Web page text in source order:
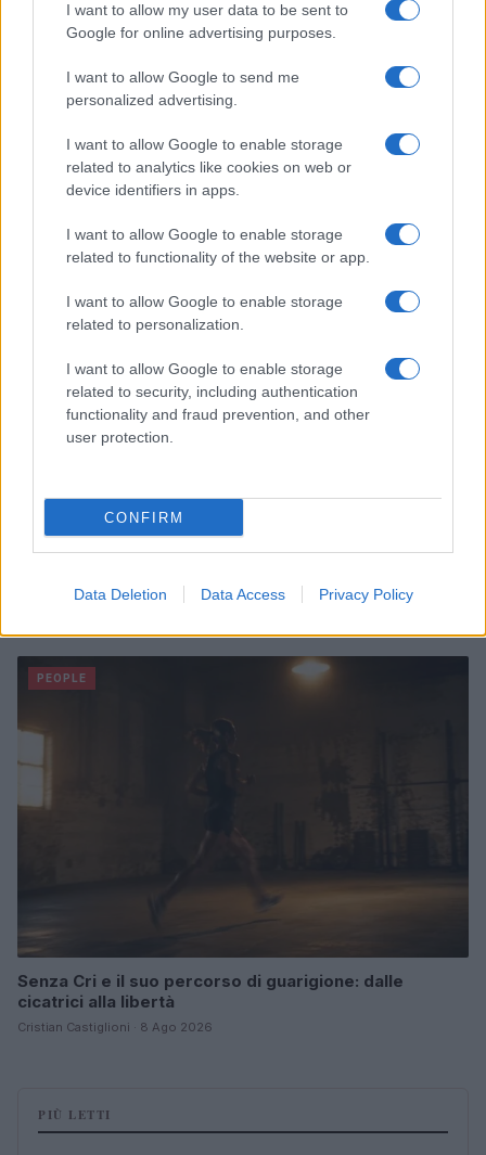
I want to allow my user data to be sent to
Google for online advertising purposes.
I want to allow Google to send me
personalized advertising.
I want to allow Google to enable storage
related to analytics like cookies on web or
device identifiers in apps.
I want to allow Google to enable storage
related to functionality of the website or app.
I want to allow Google to enable storage
related to personalization.
I want to allow Google to enable storage
related to security, including authentication
functionality and fraud prevention, and other
user protection.
CONFIRM
Data Deletion Data Access Privacy Policy
Smartband o smartwatch: come scegliere il fitness
Camilla Fiore · 8 Ago 2026
Allenamento in spiaggia: sequenze a corpo libero
efficaci
PEOPLE
Senza Cri e il suo percorso di guarigione: dalle
cicatrici alla libertà
Cristian Castiglioni · 8 Ago 2026
PIÙ LETTI